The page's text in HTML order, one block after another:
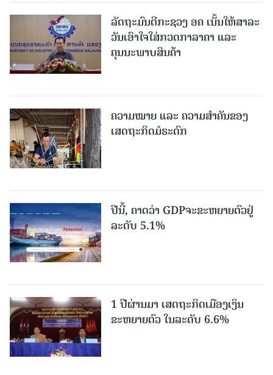
ລັດຖະມົນຕີກະຊວງ ອຄ ເນັ້ນໃຫ້ສາລະ
ວັນເອົາໃຈໃສ່ກວດກາລາຄາ ແລະ
ຄຸນນະພາບສິນຄ້າ
ຄວາມໝາຍ ແລະ ຄວາມສໍາຄັນຂອງ
ເສດຖະກິດມໍຣະດົກ
ປີນີ້, ຄາດວ່າ GDPຈະຂະຫຍາຍຕົວຢູ່
ລະດັບ 5.1%
1 ປີຜ່ານມາ ເສດຖະກິດເມືອງເງິນ
ຂະຫຍາຍຕົວ ໃນລະດັບ 6.6%